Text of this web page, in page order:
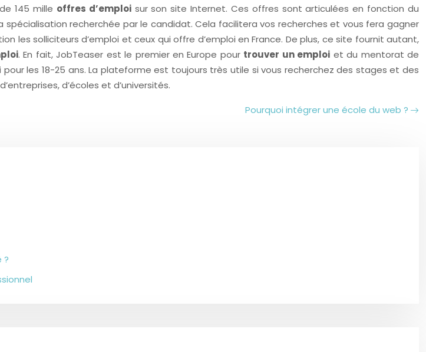
145 mille offres d’emploisur son site Internet. Ces offres sont articulées en fonction du
recherchée par le candidat. Cela facilitera vos recherches et vous fera gagner
les solliciteurs d’emploi et ceux qui offre d’emploi en France. De plus, ce site fournit autant,
. En fait, JobTeaser est le premier en Europe pour trouver un emploi et du mentorat de
les 18-25 ans. La plateforme est toujours très utile si vous recherchez des stages et des
d’écoles et d’universités.
Pourquoi intégrer une école du web ?
?